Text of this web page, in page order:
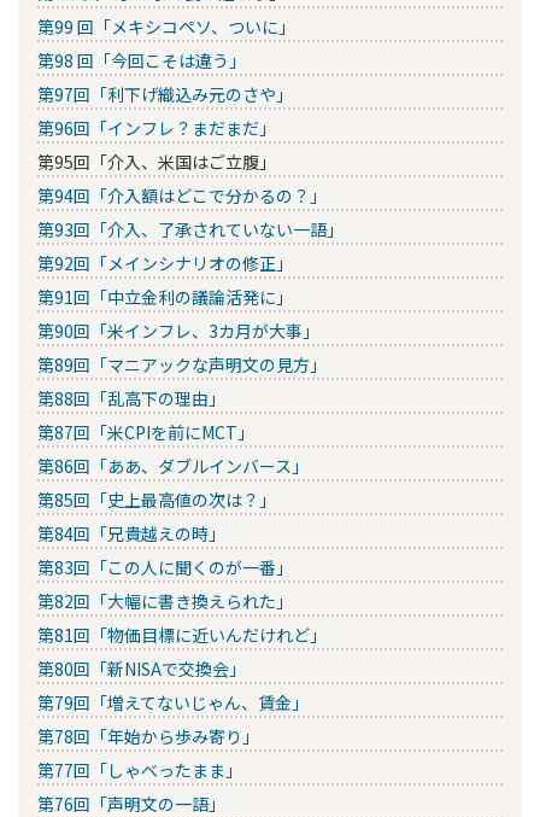
第99 回「メキシコペソ、ついに」
第98 回「今回こそは違う」
第97回「利下げ織込み元のさや」
第96回「インフレ？まだまだ」
第95回「介入、米国はご立腹」
第94回「介入額はどこで分かるの？」
第93回「介入、了承されていない一語」
第92回「メインシナリオの修正」
第91回「中立金利の議論活発に」
第90回「米インフレ、3カ月が大事」
第89回「マニアックな声明文の見方」
第88回「乱高下の理由」
第87回「米CPIを前にMCT」
第86回「ああ、ダブルインバース」
第85回「史上最高値の次は？」
第84回「兄貴越えの時」
第83回「この人に聞くのが一番」
第82回「大幅に書き換えられた」
第81回「物価目標に近いんだけれど」
第80回「新NISAで交換会」
第79回「増えてないじゃん、賃金」
第78回「年始から歩み寄り」
第77回「しゃべったまま」
第76回「声明文の一語」